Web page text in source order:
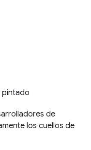
pintado
de
los cuellos de